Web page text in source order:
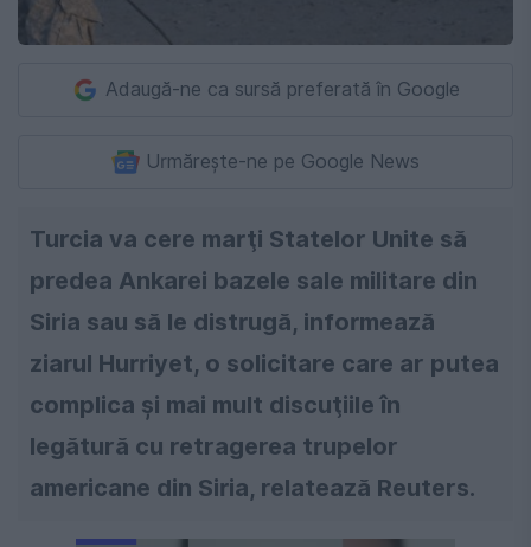
Adaugă-ne ca sursă preferată în Google
Urmărește-ne pe Google News
Turcia va cere marţi Statelor Unite să
predea Ankarei bazele sale militare din
Siria sau să le distrugă, informează
ziarul Hurriyet, o solicitare care ar putea
complica şi mai mult discuţiile în
legătură cu retragerea trupelor
americane din Siria, relatează Reuters.